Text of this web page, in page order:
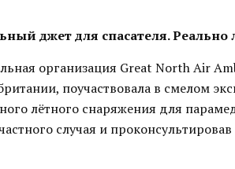
джет для спасателя. Реально
организация Great North Air
поучаствовала в смелом
лётного снаряжения для
случая и